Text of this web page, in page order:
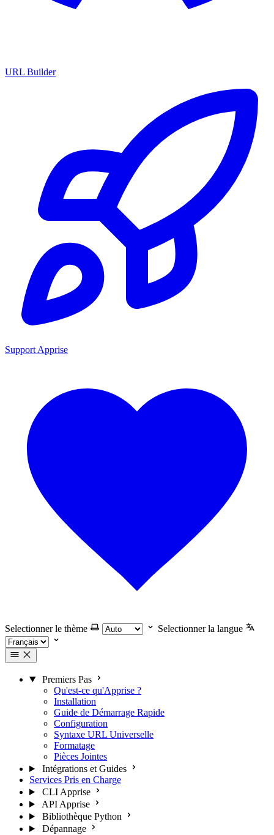
URL Builder
Support Apprise
Selectionner le thème Selectionner la langue
Premiers Pas
Qu'est-ce qu'Apprise ?
Installation
Guide de Démarrage Rapide
Configuration
Syntaxe URL Universelle
Formatage
Pièces Jointes
Intégrations et Guides
Services Pris en Charge
CLI Apprise
API Apprise
Bibliothèque Python
Dépannage